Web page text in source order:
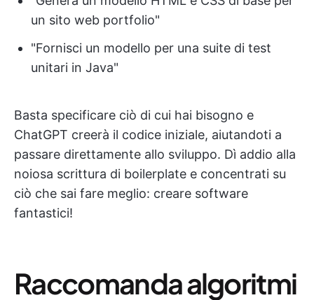
un sito web portfolio"
"Fornisci un modello per una suite di test
unitari in Java"
Basta specificare ciò di cui hai bisogno e
ChatGPT creerà il codice iniziale, aiutandoti a
passare direttamente allo sviluppo. Dì addio alla
noiosa scrittura di boilerplate e concentrati su
ciò che sai fare meglio: creare software
fantastici!
Raccomanda algoritmi